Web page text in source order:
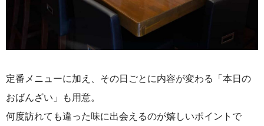
定番メニューに加え、その日ごとに内容が変わる「本日の
おばんざい」も用意。
何度訪れても違った味に出会えるのが嬉しいポイントで